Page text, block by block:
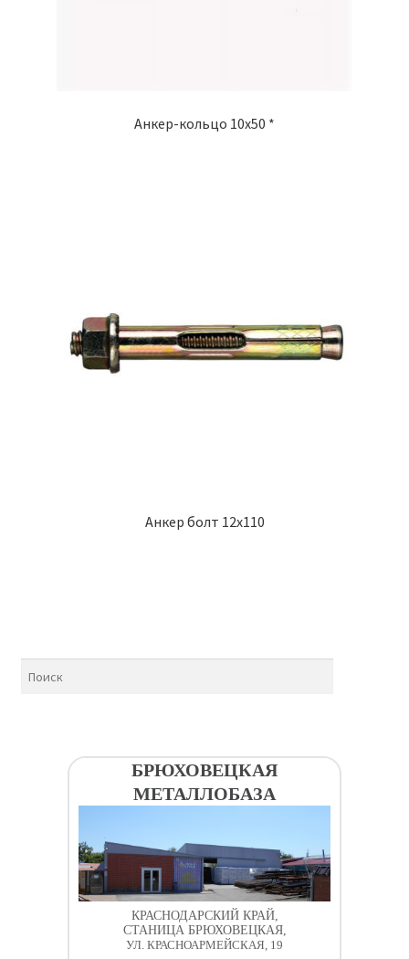
Анкер-кольцо 10х50 *
Анкер болт 12х110
БРЮХОВЕЦКАЯ
МЕТАЛЛОБАЗА
КРАСНОДАРСКИЙ КРАЙ,
СТАНИЦА БРЮХОВЕЦКАЯ,
УЛ. КРАСНОАРМЕЙСКАЯ, 19